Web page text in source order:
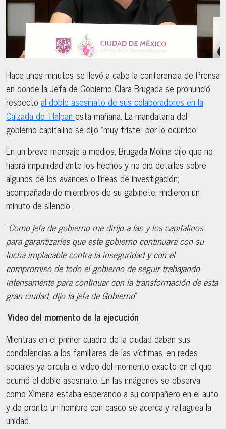
Hace unos minutos se llevó a cabo la conferencia de Prensa
en donde la Jefa de Gobierno Clara Brugada se pronunció
respecto al doble asesinato de sus colaboradores en la
Calzada de Tlalpan esta mañana. La mandataria del
gobierno capitalino se dijo “muy triste” por lo ocurrido.
En un breve mensaje a medios, Brugada Molina dijo que no
habrá impunidad ante los hechos y no dio detalles sobre
algunos de los avances o líneas de investigación;
acompañada de miembros de su gabinete, rindieron un
minuto de silencio.
“Como jefa de gobierno me dirijo a las y los capitalinos
para garantizarles que este gobierno continuará con su
lucha implacable contra la inseguridad y con el
compromiso de todo el gobierno de seguir trabajando
intensamente para continuar con la transformación de esta
gran ciudad, dijo la jefa de Gobierno”
Video del momento de la ejecución
Mientras en el primer cuadro de la ciudad daban sus
condolencias a los familiares de las víctimas, en redes
sociales ya circula el video del momento exacto en el que
ocurrió el doble asesinato. En las imágenes se observa
como Ximena estaba esperando a su compañero en el auto
y de pronto un hombre con casco se acerca y rafaguea la
unidad.